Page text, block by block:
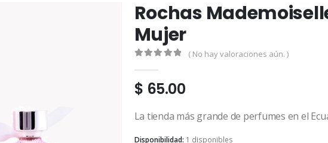
Rochas
Mujer
( No hay valoraciones aún. )
$ 65.00
La tienda más grande de perfumes en el
Disponibilidad: 1 disponibles